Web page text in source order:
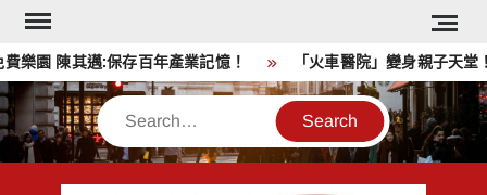
Skip
content陳其邁:保存百年產業記憶！ 「火車醫院」變身親子天堂！
Search